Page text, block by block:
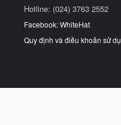
Hotline: (024) 3763 2552
Facebook: WhiteHat
Quy định và điều khoản sử